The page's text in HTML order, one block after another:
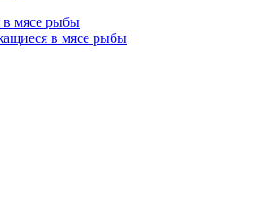
в мясе рыбы
в мясе рыбы